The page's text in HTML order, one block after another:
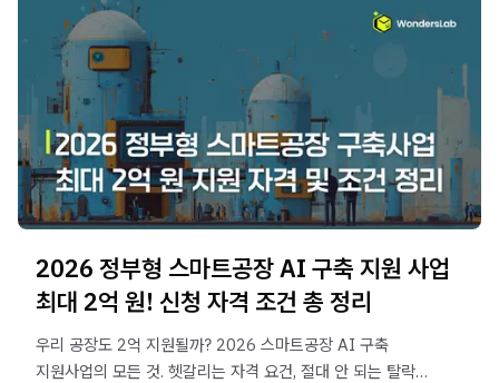
2026 정부형 스마트공장 AI 구축 지원 사업
최대 2억 원! 신청 자격 조건 총 정리
우리 공장도 2억 지원될까? 2026 스마트공장 AI 구축
지원사업의 모든 것. 헷갈리는 자격 요건, 절대 안 되는 탈락